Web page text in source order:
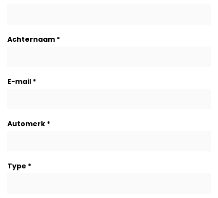
Achternaam *
E-mail *
Automerk *
Type *